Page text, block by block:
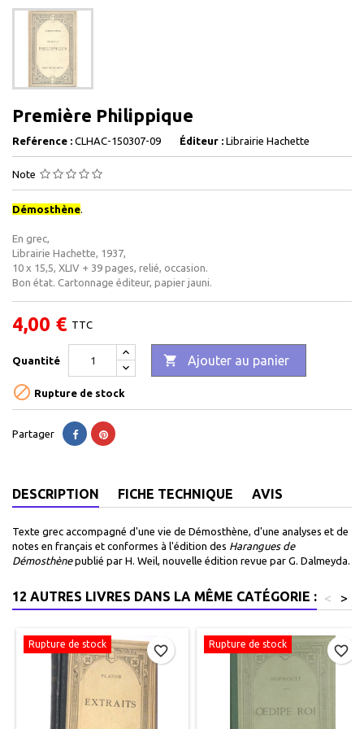
Première Philippique
Reférence : CLHAC-150307-09 Éditeur : Librairie Hachette
Note
Démosthène.
En grec,
Librairie Hachette, 1937,
10 x 15,5, XLIV + 39 pages, relié, occasion.
Bon état. Cartonnage éditeur, papier jauni.
4,00 € TTC
Quantité  Ajouter au panier
 Rupture de stock
Partager
DESCRIPTION FICHE TECHNIQUE AVIS
Texte grec accompagné d'une vie de Démosthène, d'une analyses et de
notes en français et conformes à l'édition des Harangues de
Démosthènepublié par H. Weil, nouvelle édition revue par G. Dalmeyda.
12 AUTRES LIVRES DANS LA MÊME CATÉGORIE : >
<
Rupture de stock favorite_border Rupture de stock favorite_border